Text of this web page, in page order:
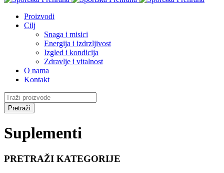
Proizvodi
Cilj
Snaga i misici
Energija i izdrzljivost
Izgled i kondicija
Zdravlje i vitalnost
O nama
Kontakt
Suplementi
PRETRAŽI KATEGORIJE